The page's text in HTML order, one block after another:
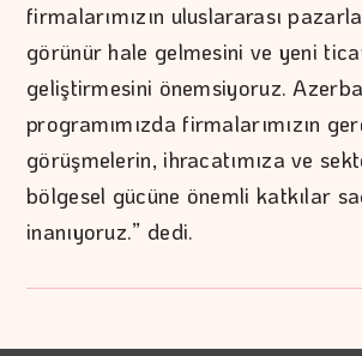
firmalarımızın uluslararası
görünür hale gelmesini ve yeni
geliştirmesini önemsiyoruz.
programımızda firmalarımızın
görüşmelerin, ihracatımıza ve
bölgesel gücüne önemli katkılar
inanıyoruz.” dedi.